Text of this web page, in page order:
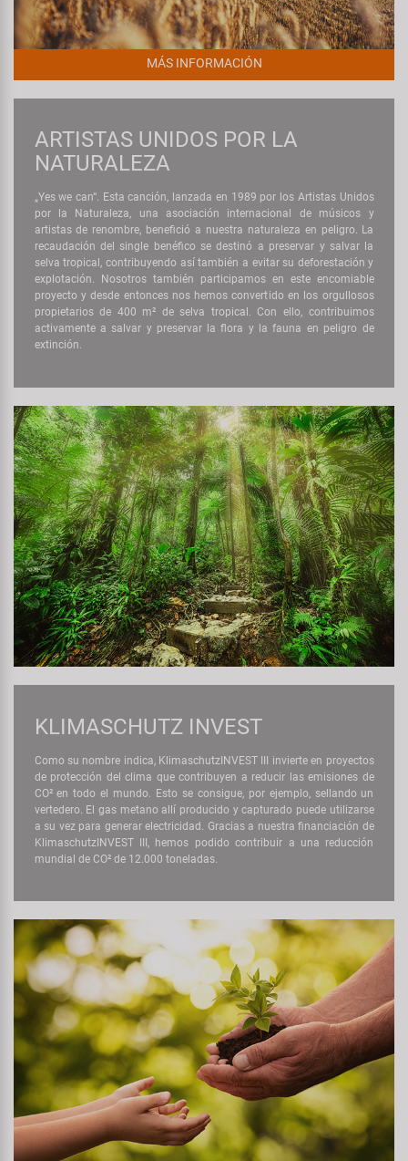
MÁS INFORMACIÓN
ARTISTAS UNIDOS POR LA
NATURALEZA
„Yes we can“. Esta canción, lanzada en 1989 por los Artistas Unidos
por la Naturaleza, una asociación internacional de músicos y
artistas de renombre, benefició a nuestra naturaleza en peligro. La
recaudación del single benéfico se destinó a preservar y salvar la
selva tropical, contribuyendo así también a evitar su deforestación y
explotación. Nosotros también participamos en este encomiable
proyecto y desde entonces nos hemos convertido en los orgullosos
propietarios de 400 m² de selva tropical. Con ello, contribuimos
activamente a salvar y preservar la flora y la fauna en peligro de
extinción.
KLIMASCHUTZ INVEST
Como su nombre indica, KlimaschutzINVEST III invierte en proyectos
de protección del clima que contribuyen a reducir las emisiones de
CO² en todo el mundo. Esto se consigue, por ejemplo, sellando un
vertedero. El gas metano allí producido y capturado puede utilizarse
a su vez para generar electricidad. Gracias a nuestra financiación de
KlimaschutzINVEST III, hemos podido contribuir a una reducción
mundial de CO² de 12.000 toneladas.